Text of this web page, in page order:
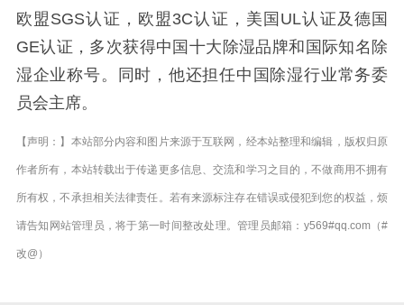
欧盟SGS认证，欧盟3C认证，美国UL认证及德国
GE认证，多次获得中国十大除湿品牌和国际知名除
湿企业称号。同时，他还担任中国除湿行业常务委
员会主席。
【声明：】本站部分内容和图片来源于互联网，经本站整理和编辑，版权归原
作者所有，本站转载出于传递更多信息、交流和学习之目的，不做商用不拥有
所有权，不承担相关法律责任。若有来源标注存在错误或侵犯到您的权益，烦
请告知网站管理员，将于第一时间整改处理。管理员邮箱：y569#qq.com（#
改@）